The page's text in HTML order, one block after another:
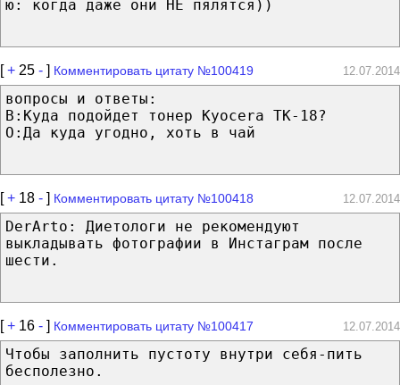
ю: когда даже они НЕ пялятся))
[+ 25 - ] Комментировать цитату №100419 12.07.2014
вопросы и ответы:
В:Куда подойдет тонер Kyocera TK-18?
О:Да куда угодно, хоть в чай
[+ 18 - ] Комментировать цитату №100418 12.07.2014
DerArto: Диетологи не рекомендуют
выкладывать фотографии в Инстаграм после
шести.
[+ 16 - ] Комментировать цитату №100417 12.07.2014
Чтобы заполнить пустоту внутри себя-пить
бесполезно.